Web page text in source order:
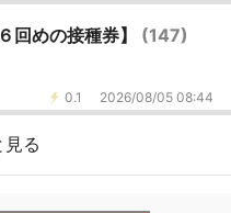
回めの接種券】 (147)
0.1 2026/08/05 08:44
見る